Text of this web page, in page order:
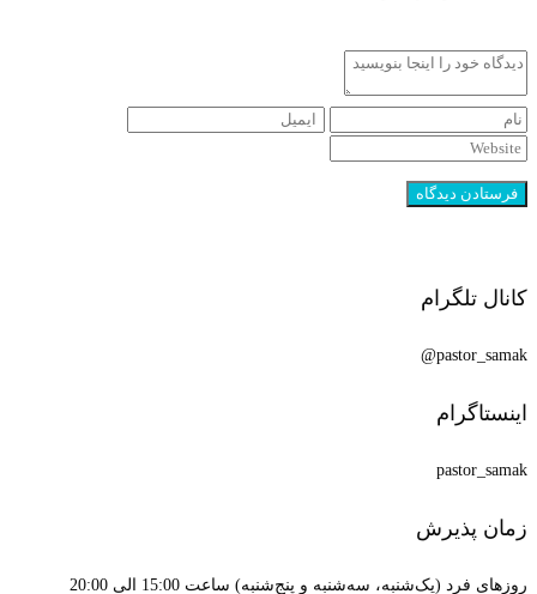
کانال تلگرام
pastor_samak@
اینستاگرام
pastor_samak
زمان پذیرش
روزهای فرد (یک‌شنبه، سه‌شنبه و پنج‌شنبه) ساعت 15:00 الی 20:00